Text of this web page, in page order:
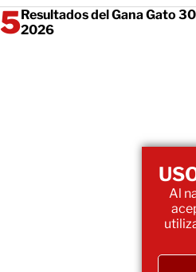
Resultados del Gana Gato
2026
Al